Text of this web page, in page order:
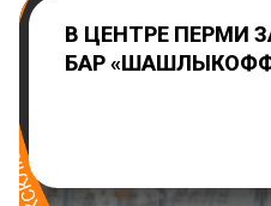
В ЦЕНТРЕ ПЕРМИ
БАР